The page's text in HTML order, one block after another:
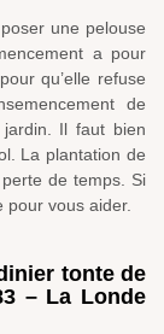
une pelouse
a pour
qu’elle refuse
de
Il faut bien
La plantation de
de temps. Si
pour vous aider.
tonte de
– La Londe